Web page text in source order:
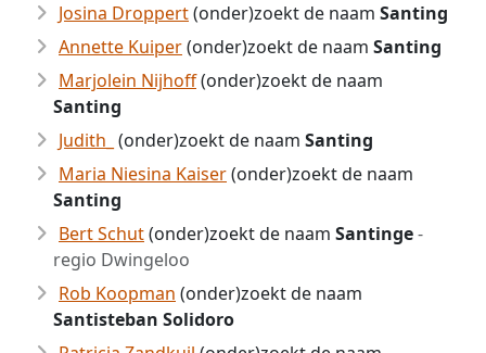
Josina Droppert(onder)zoekt de naam Santing
Annette Kuiper(onder)zoekt de naam Santing
Marjolein Nijhoff(onder)zoekt de naam
Santing
Judith_ (onder)zoekt de naam Santing
Maria Niesina Kaiser(onder)zoekt de naam
Santing
Bert Schut(onder)zoekt de naam Santinge-
regio Dwingeloo
Rob Koopman (onder)zoekt de naam
Santisteban Solidoro